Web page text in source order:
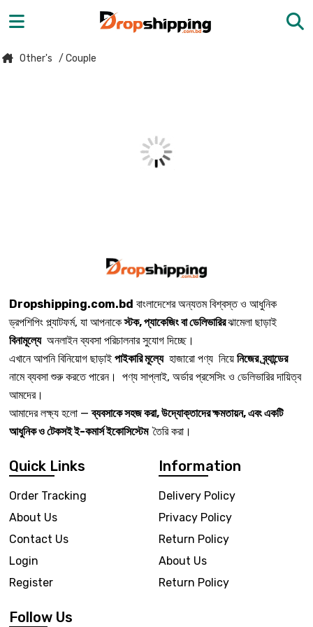
Other's / Couple
Dropshipping.com.bd বাংলাদেশের অন্যতম বিশ্বস্ত ও আধুনিক
ড্রপশিপিং প্ল্যাটফর্ম, যা আপনাকেস্টক, প্যাকেজিং বা ডেলিভারিরঝামেলা ছাড়াই
বিনামূল্যেঅনলাইন ব্যবসা পরিচালনার সুযোগ দিচ্ছে।
এখানে আপনি বিনিয়োগ ছাড়াই পাইকারি মূল্যেহাজারো পণ্য নিয়ে নিজের ব্র্যান্ডের
নামে ব্যবসা শুরু করতে পারেন। পণ্য সাপ্লাই, অর্ডার প্রসেসিং ও ডেলিভারির দায়িত্ব
আমদের।
আমাদের লক্ষ্য হলো —ব্যবসাকে সহজ করা, উদ্যোক্তাদের ক্ষমতায়ন, এবং একটি
আধুনিক ও টেকসই ই-কমার্স ইকোসিস্টেম তৈরি করা।
Quick Links
Order Tracking
About Us
Contact Us
Login
Register
Information
Delivery Policy
Privacy Policy
Return Policy
About Us
Return Policy
Follow Us